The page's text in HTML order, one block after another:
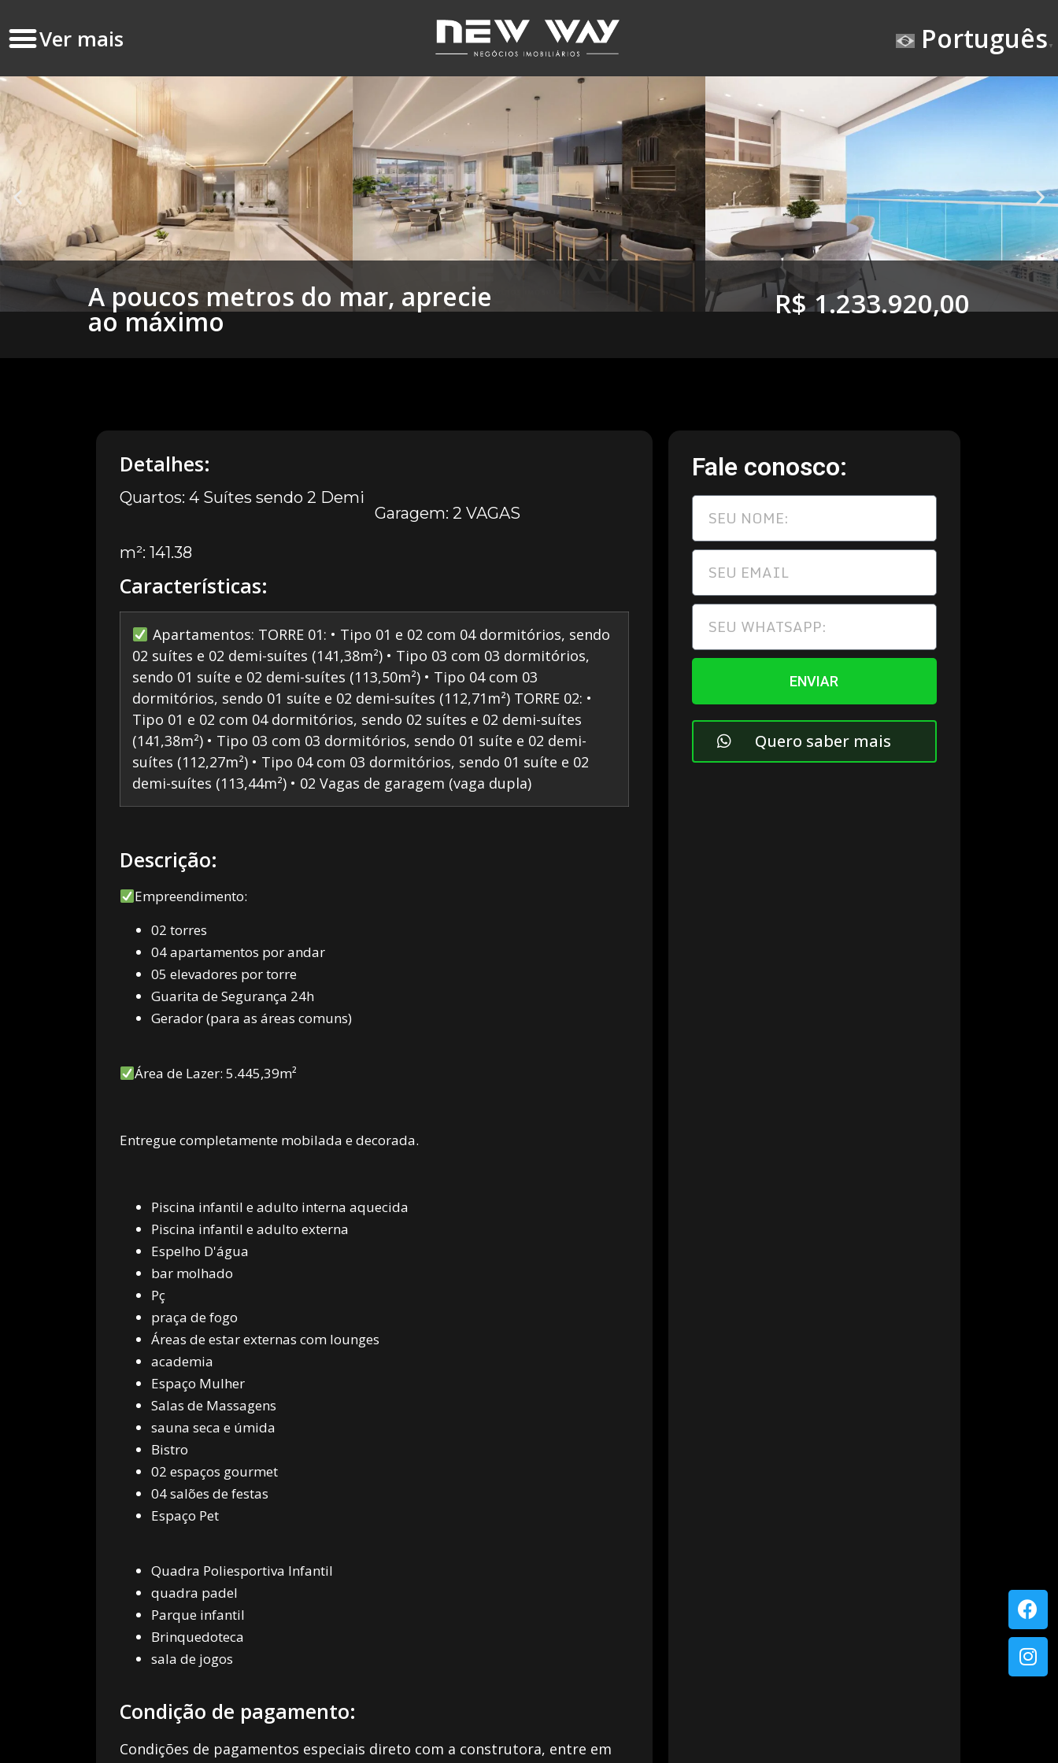
Ver mais Português ▼
A poucos metros do mar, aprecie
ao máximo
R$ 1.233.920,00
Detalhes:
Quartos: 4 Suítes sendo 2 Demi
Garagem: 2 VAGAS
m²: 141.38
Características:
Apartamentos: TORRE 01: • Tipo 01 e 02 com 04 dormitórios, sendo
02 suítes e 02 demi-suítes (141,38m²) • Tipo 03 com 03 dormitórios,
sendo 01 suíte e 02 demi-suítes (113,50m²) • Tipo 04 com 03
dormitórios, sendo 01 suíte e 02 demi-suítes (112,71m²) TORRE 02: •
Tipo 01 e 02 com 04 dormitórios, sendo 02 suítes e 02 demi-suítes
(141,38m²) • Tipo 03 com 03 dormitórios, sendo 01 suíte e 02 demi-
suítes (112,27m²) • Tipo 04 com 03 dormitórios, sendo 01 suíte e 02
demi-suítes (113,44m²) • 02 Vagas de garagem (vaga dupla)
Descrição:
Empreendimento:
02 torres
04 apartamentos por andar
05 elevadores por torre
Guarita de Segurança 24h
Gerador (para as áreas comuns)
Área de Lazer: 5.445,39m²
Entregue completamente mobilada e decorada.
Piscina infantil e adulto interna aquecida
Piscina infantil e adulto externa
Espelho D'água
bar molhado
Pç
praça de fogo
Áreas de estar externas com lounges
academia
Espaço Mulher
Salas de Massagens
sauna seca e úmida
Bistro
02 espaços gourmet
04 salões de festas
Espaço Pet
Quadra Poliesportiva Infantil
quadra padel
Parque infantil
Brinquedoteca
sala de jogos
Condição de pagamento:
Condições de pagamentos especiais direto com a construtora, entre em
Fale conosco:
ENVIAR
Quero saber mais